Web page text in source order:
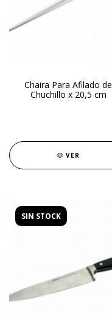
Chaira Para Afilado de
Chuchillo x 20,5 cm
VER
SIN STOCK